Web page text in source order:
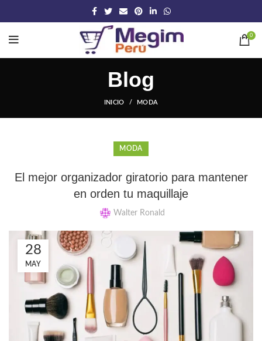
0
Blog
INICIO MODA
MODA
El mejor organizador giratorio para mantener
en orden tu maquillaje
Walter Ronald
28
MAY